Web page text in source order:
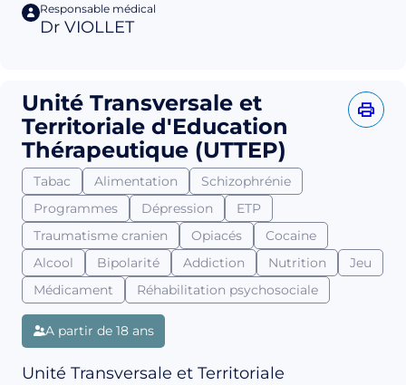
Responsable médical
Dr VIOLLET
Unité Transversale et
Territoriale d'Education
Thérapeutique (UTTEP)
Tabac Alimentation
Schizophrénie
Programmes
Dépression
ETP
Traumatisme cranien
Opiacés
Cocaine
Alcool
Bipolarité Addiction Nutrition
Jeu
Médicament
Réhabilitation psychosociale
A partir de 18 ans
Unité Transversale et Territoriale